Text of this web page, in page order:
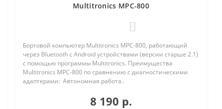
Multitronics MPC-800
Бортовой компьютер Multitronics MPC-800, работающий
через Bluetooth с Android устройствами (версии старше 2.1)
с помощью программы Multitronics. Преимущества
Multitronics MPC-800 по сравнению с диагностическими
адаптерами: Автономная работа..
8 190 р.